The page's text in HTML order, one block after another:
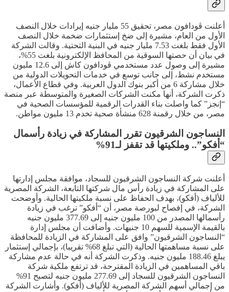
أعلنت ڤودافون مصر، تحقيق 55 مليار جنيه إيرادات خلال النصف
الأول من العام، مشيرة إلى ضخ إستثمارات ضخمة خلال النصف
الأول فقط بلغت 7.53 مليار جنيه في البنية التحتية. وقالت الشركة
في بيان أن حصتها السوقية من المحافظ الإلكترونية بلغت 55%،
مشيرة إلى وصول عدد مستخدمي ڤودافون كاش إلى 12.6 مليون
مستخدم نشط، إلى جانب توسع في خدمات التحويلات الدولية من
خلال مشاركة 6 من أكبر بنوك الدول العربية. وفي قطاع الأعمال،
ذكرت الشركة، أنها مكنت الشركات الصغيرة والمتوسطة عبر منصة
“إنجز” كما واصلت بناء القدرات الرقمية للمؤسسات الصحية في
مصر، من خلال رقمنة 628 منشأة صحية تخدم 13 مليون مواطن.
النساجون الشرقيون تقرر المشاركة في زيادة رأسمال
“أفكو”.. وملكيتها قد تقفز لـ91%
أعلنت شركة النساجون الشرقيون للسجاد، موافقة مجلس إدارتها
على المشاركة في زيادة رأس مال شركتها التابعة، الشركة المصرية
للألياف (أفكو)، بهدف الحفاظ على نسبة ملكيتها الحالية. وأوضحت
الشركة، في إفصاح لبورصة مصر، أن “أفكو” ترغب في زيادة
رأسمالها المصدر من 100 مليون جنيه إلى 377.69 مليون جنيه
بالقيمة الإسمية للسهم 10 جنيهات. وأضافت أن مجلس إدارة
“النساجون الشرقيون” وافق على المشاركة في الزيادة للمحافظة
على نسبة مساهمتها الحالية (التي تبلغ 68% تقريبا)، بإجمالي إستثمار
يبلغ 188.46 مليون جنيه. وذكرت الشركة أنه في حالة عدم مشاركة
باقي المساهمين في الزيادة المقترحة، قد ترتفع ملكية شركة
النساجون الشرقيون للسجاد إلى 277.69 مليون جنيه لتصبح 91%
من إجمالي أسهم الشركة المصرية للألياف (أفكو). وأشارت الشركة